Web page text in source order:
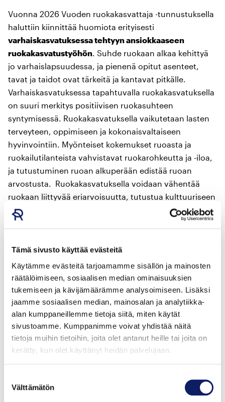
Tämä sivusto käyttää evästeitä
Käytämme evästeitä tarjoamamme sisällön ja mainosten
räätälöimiseen, sosiaalisen median ominaisuuksien
tukemiseen ja kävijämäärämme analysoimiseen. Lisäksi
jaamme sosiaalisen median, mainosalan ja analytiikka-
alan kumppaneillemme tietoja siitä, miten käytät
sivustoamme. Kumppanimme voivat yhdistää näitä
tietoja muihin tietoihin, joita olet antanut heille tai joita on
kerätty, kun olet käyttänyt heidän palvelujaan.
valinta
Välttämätön
Vuonna 2026 Vuoden ruokakasvattaja -tunnustuksella
haluttiin kiinnittää huomiota erityisesti
varhaiskasvatuksessa tehtyyn ansiokkaaseen
ruokakasvatustyöhön . Suhde ruokaan alkaa kehittyä
jo varhaislapsuudessa, ja pienenä opitut asenteet,
tavat ja taidot ovat tärkeitä ja kantavat pitkälle.
Varhaiskasvatuksessa tapahtuvalla ruokakasvatuksella
on suuri merkitys positiivisen ruokasuhteen
syntymisessä. Ruokakasvatuksella vaikutetaan lasten
terveyteen, oppimiseen ja kokonaisvaltaiseen
hyvinvointiin. Myönteiset kokemukset ruoasta ja
ruokailutilanteista vahvistavat ruokarohkeutta ja -iloa,
ja tutustuminen ruoan alkuperään edistää ruoan
arvostusta. Ruokakasvatuksella voidaan vähentää
ruokaan liittyvää eriarvoisuutta, tutustua kulttuuriseen
moninaisuuteen ja vahvistaa lasten osallisuutta sekä
sosiaalisia taitoja.
Tänä vuonna Vuoden ruokakasvattajaksi valittiin
myönsi elämäntyökunniakirjan Aila Naalisvaaralle
hänen merkittävästä ja pitkäaikaisesta työstään
ruokakasvatuksen kehittäjänä.
VUODEN RUOKAKASVATTAJA -
PALKITUT
Elämäntyökunniakirja myönnettiin Aila Naalisvaaralle